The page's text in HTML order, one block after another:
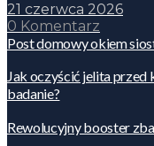
21 czerwca 2026
0 Komentarz
Post domowy okiem
Jak oczyścić jelita
badanie?
Rewolucyjny booster